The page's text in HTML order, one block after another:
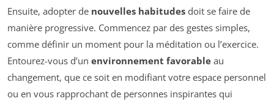
Ensuite, adopter de nouvelles habitudes doit se faire de
manière progressive. Commencez par des gestes simples,
comme définir un moment pour la méditation ou l’exercice.
Entourez-vous d’un environnement favorable au
changement, que ce soit en modifiant votre espace personnel
ou en vous rapprochant de personnes inspirantes qui